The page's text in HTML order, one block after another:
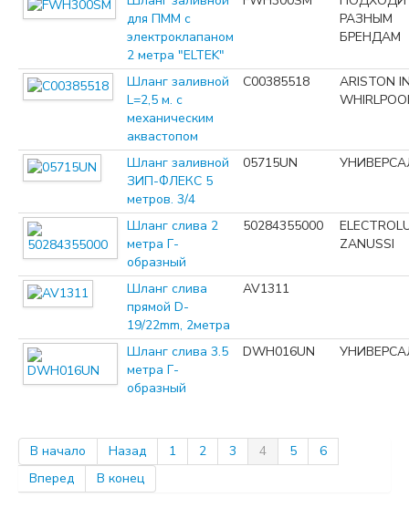
для ПММ с
электроклапаном
2 метра "ELTEK"
РАЗНЫМ
БРЕНДАМ
Шланг заливной
L=2,5 м. с
механическим
аквастопом
C00385518
ARISTON
Шланг заливной
ЗИП-ФЛЕКС 5
метров. 3/4
05715UN
Шланг слива 2
метра Г-
образный
50284355000
ZANUSSI
Шланг слива
прямой D-
19/22mm, 2метра
AV1311
Шланг слива 3.5
метра Г-
образный
DWH016UN
В начало Назад 1 2 3 4 5
6
Вперед
В конец